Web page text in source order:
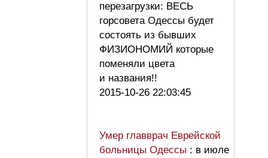
перезагрузки: ВЕСЬ
горсовета Одессы будет
состоять из бывших
ФИЗИОНОМИЙ которые
поменяли цвета
и названия!!
2015-10-26 22:03:45
Умер главврач Еврейской
больницы Одессы : в июле